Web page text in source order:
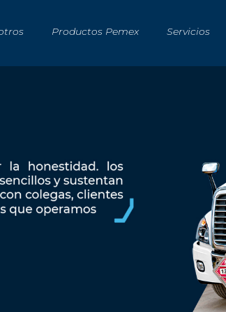
Productos Pemex Servicios